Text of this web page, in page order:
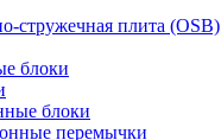
стружечная плита (OSB)
блоки
блоки
перемычки